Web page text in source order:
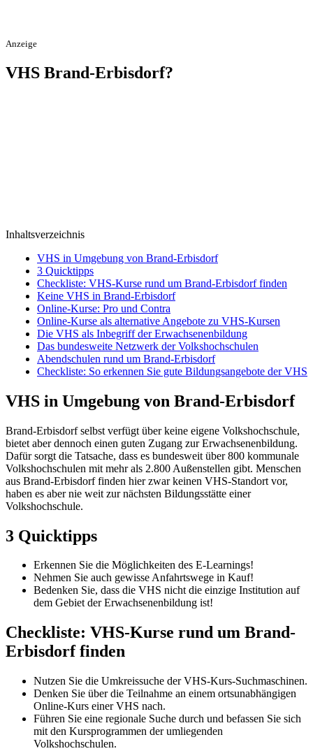
Anzeige
VHS Brand-Erbisdorf?
Inhaltsverzeichnis
VHS in Umgebung von Brand-Erbisdorf
3 Quicktipps
Checkliste: VHS-Kurse rund um Brand-Erbisdorf finden
Keine VHS in Brand-Erbisdorf
Online-Kurse: Pro und Contra
Online-Kurse als alternative Angebote zu VHS-Kursen
Die VHS als Inbegriff der Erwachsenenbildung
Das bundesweite Netzwerk der Volkshochschulen
Abendschulen rund um Brand-Erbisdorf
Checkliste: So erkennen Sie gute Bildungsangebote der VHS
VHS in Umgebung von Brand-Erbisdorf
Brand-Erbisdorf selbst verfügt über keine eigene Volkshochschule,
bietet aber dennoch einen guten Zugang zur Erwachsenenbildung.
Dafür sorgt die Tatsache, dass es bundesweit über 800 kommunale
Volkshochschulen mit mehr als 2.800 Außenstellen gibt. Menschen
aus Brand-Erbisdorf finden hier zwar keinen VHS-Standort vor,
haben es aber nie weit zur nächsten Bildungsstätte einer
Volkshochschule.
3 Quicktipps
Erkennen Sie die Möglichkeiten des E-Learnings!
Nehmen Sie auch gewisse Anfahrtswege in Kauf!
Bedenken Sie, dass die VHS nicht die einzige Institution auf
dem Gebiet der Erwachsenenbildung ist!
Checkliste: VHS-Kurse rund um Brand-
Erbisdorf finden
Nutzen Sie die Umkreissuche der VHS-Kurs-Suchmaschinen.
Denken Sie über die Teilnahme an einem ortsunabhängigen
Online-Kurs einer VHS nach.
Führen Sie eine regionale Suche durch und befassen Sie sich
mit den Kursprogrammen der umliegenden
Volkshochschulen.